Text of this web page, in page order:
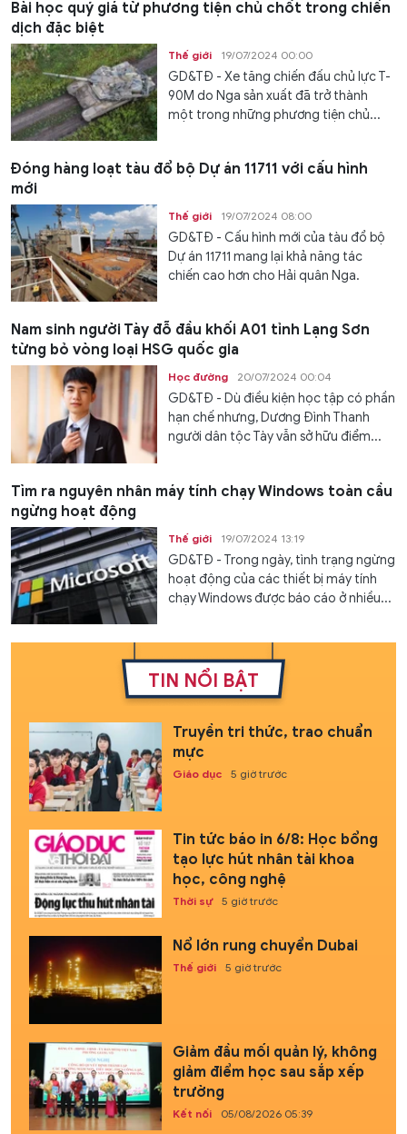
Bài học quý giá từ phương tiện chủ chốt trong chiến
dịch đặc biệt
Thế giới 19/07/2024 00:00
GD&TĐ - Xe tăng chiến đấu chủ lực T-
90M do Nga sản xuất đã trở thành
một trong những phương tiện chủ...
Đóng hàng loạt tàu đổ bộ Dự án 11711 với cấu hình
mới
Thế giới 19/07/2024 08:00
GD&TĐ - Cấu hình mới của tàu đổ bộ
Dự án 11711 mang lại khả năng tác
chiến cao hơn cho Hải quân Nga.
Nam sinh người Tày đỗ đầu khối A01 tỉnh Lạng Sơn
từng bỏ vòng loại HSG quốc gia
Học đường 20/07/2024 00:04
GD&TĐ - Dù điều kiện học tập có phần
hạn chế nhưng, Dương Đình Thanh
người dân tộc Tày vẫn sở hữu điểm...
Tìm ra nguyên nhân máy tính chạy Windows toàn cầu
ngừng hoạt động
Thế giới 19/07/2024 13:19
GD&TĐ - Trong ngày, tình trạng ngừng
hoạt động của các thiết bị máy tính
chạy Windows được báo cáo ở nhiều...
TIN NỔI BẬT
Truyền tri thức, trao chuẩn
mực
Giáo dục 5 giờ trước
Tin tức báo in 6/8: Học bổng
tạo lực hút nhân tài khoa
học, công nghệ
Thời sự 5 giờ trước
Nổ lớn rung chuyển Dubai
Thế giới 5 giờ trước
Giảm đầu mối quản lý, không
giảm điểm học sau sắp xếp
trường
Kết nối 05/08/2026 05:39